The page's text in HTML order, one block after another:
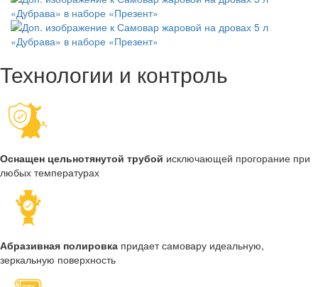
Технологии и контроль
Оснащен цельнотянутой трубой исключающей прогорание при
любых температурах
Абразивная полировка придает самовару идеальную,
зеркальную поверхность